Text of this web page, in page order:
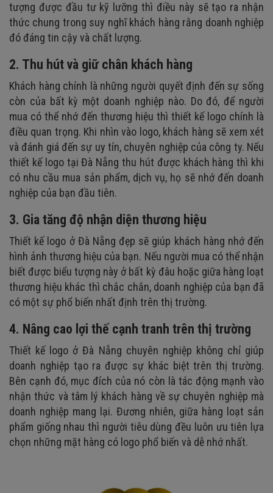
tượng được đầu tư kỹ lưỡng thì điều này sẽ tạo ra nhận
thức chung trong suy nghĩ khách hàng rằng doanh nghiệp
đó đáng tin cậy và chất lượng.
2. Thu hút và giữ chân khách hàng
Khách hàng chính là những người quyết định đến sự sống
còn của bất kỳ một doanh nghiệp nào. Do đó, để người
mua có thể nhớ đến thương hiệu thì thiết kế logo chính là
điều quan trọng. Khi nhìn vào logo, khách hàng sẽ xem xét
và đánh giá đến sự uy tín, chuyên nghiệp của công ty. Nếu
thiết kế logo tại Đà Nẵng thu hút được khách hàng thì khi
có nhu cầu mua sản phẩm, dịch vụ, họ sẽ nhớ đến doanh
nghiệp của bạn đầu tiên.
3. Gia tăng độ nhận diện thương hiệu
Thiết kế logo ở Đà Nẵng đẹp sẽ giúp khách hàng nhớ đến
hình ảnh thương hiệu của bạn. Nếu người mua có thể nhận
biết được biểu tượng này ở bất kỳ đâu hoặc giữa hàng loạt
thương hiệu khác thì chắc chắn, doanh nghiệp của bạn đã
có một sự phổ biến nhất định trên thị trường.
4. Nâng cao lợi thế cạnh tranh trên thị trường
Thiết kế logo ở Đà Nẵng chuyên nghiệp không chỉ giúp
doanh nghiệp tạo ra được sự khác biệt trên thị trường.
Bên cạnh đó, mục đích của nó còn là tác động mạnh vào
nhận thức và tâm lý khách hàng về sự chuyên nghiệp mà
doanh nghiệp mang lại. Đương nhiên, giữa hàng loạt sản
phẩm giống nhau thì người tiêu dùng đều luôn ưu tiên lựa
chọn những mặt hàng có logo phổ biến và dễ nhớ nhất.